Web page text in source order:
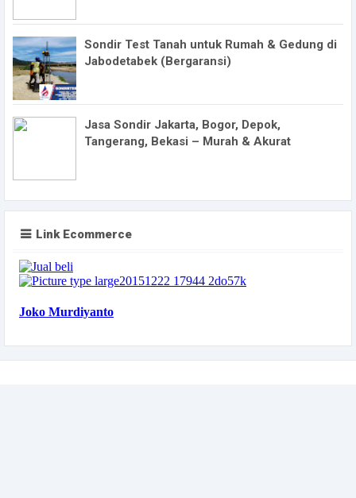
Sondir Test Tanah untuk Rumah & Gedung di
Jabodetabek (Bergaransi)
Jasa Sondir Jakarta, Bogor, Depok,
Tangerang, Bekasi – Murah & Akurat
Link Ecommerce